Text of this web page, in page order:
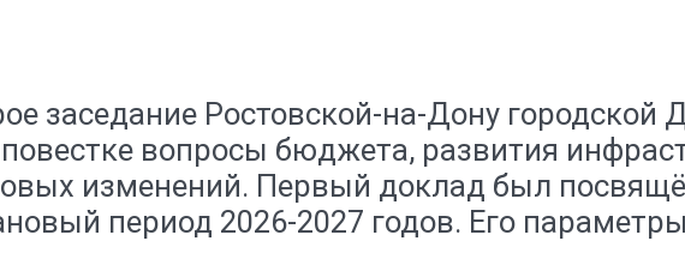
заседание Ростовской-на-Дону
вопросы бюджета, развития
изменений. Первый доклад был
период 2026-2027 годов. Его